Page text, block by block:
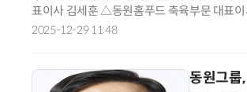
표이사 김세훈 △동원홈푸드 축육부문 대표
원실장 이준석 ◇상무 승진 △동원시
2025-12-29 11:48
동원그룹